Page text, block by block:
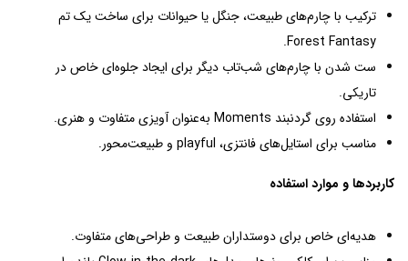
ترکیب با چارم‌های طبیعت، جنگل یا حیوانات برای ساخت یک تم
Forest Fantasy.
ست شدن با چارم‌های شب‌تاب دیگر برای ایجاد جلوه‌ای خاص در
تاریکی.
استفاده روی گردنبند Moments به‌عنوان آویزی متفاوت و هنری.
مناسب برای استایل‌های فانتزی، playful و طبیعت‌محور.
کاربردها و موارد استفاده
هدیه‌ای خاص برای دوستداران طبیعت و طراحی‌های متفاوت.